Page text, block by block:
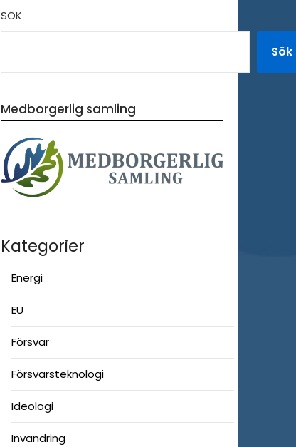
SÖK
Sök
Medborgerlig samling
Kategorier
Energi
EU
Försvar
Försvarsteknologi
Ideologi
Invandring